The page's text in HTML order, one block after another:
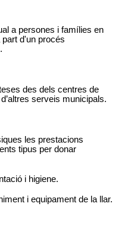
a persones i famílies en
d'un procés
des dels centres de
serveis municipals.
les prestacions
tipus per donar
i higiene.
i equipament de la llar.